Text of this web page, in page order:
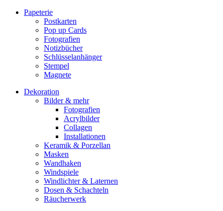
Papeterie
Postkarten
Pop up Cards
Fotografien
Notizbücher
Schlüsselanhänger
Stempel
Magnete
Dekoration
Bilder & mehr
Fotografien
Acrylbilder
Collagen
Installationen
Keramik & Porzellan
Masken
Wandhaken
Windspiele
Windlichter & Laternen
Dosen & Schachteln
Räucherwerk